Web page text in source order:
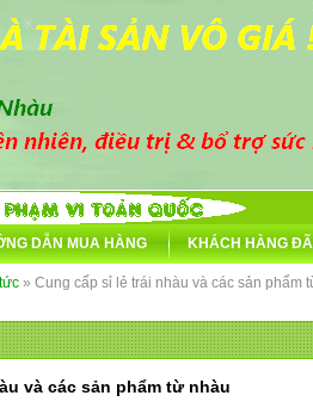
DẪN MUA HÀNG KHÁCH HÀNG
» Cung cấp sỉ lẻ trái nhàu và các sản phẩm
và các sản phẩm từ nhàu